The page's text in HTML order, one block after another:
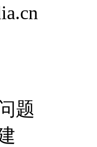
题